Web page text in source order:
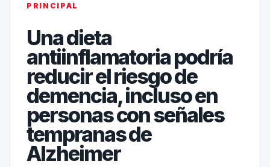
PRINCIPAL
Una dieta
antiinflamatoria podría
reducir el riesgo de
demencia, incluso en
personas con señales
tempranas de
Alzheimer